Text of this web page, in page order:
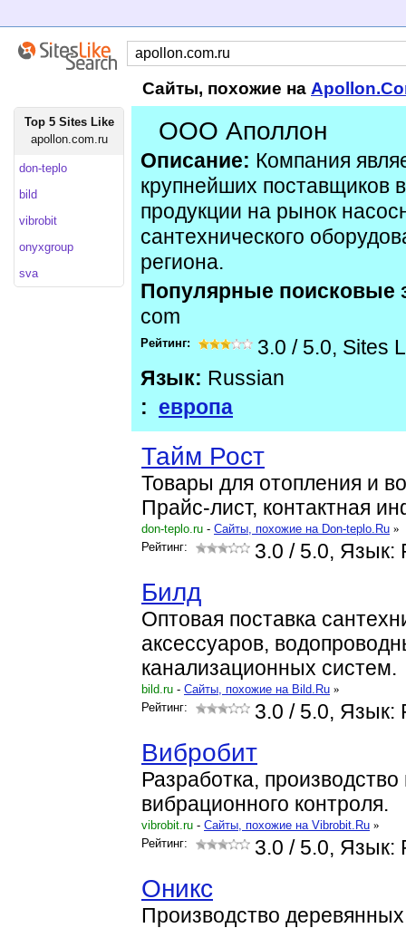
Сайты, похожие на
Top 5 Sites Like
apollon.com.ru
don-teplo
bild
vibrobit
onyxgroup
sva
ООО Аполлон
Описание: Компания
крупнейших поставщиков
продукции на рынок
сантехнического
региона.
Популярные поисковые
com
Рейтинг: 3.0 / 5.0, Sites
Язык: Russian
: европа
Тайм Рост
Товары для отопления и
Прайс-лист, контактная
don-teplo.ru - Cайты, похожие на Don-teplo.Ru »
Рейтинг:
3.0 / 5.0, Язык:
Билд
Оптовая поставка
аксессуаров,
канализационных систем.
bild.ru - Cайты, похожие на Bild.Ru »
Рейтинг:
3.0 / 5.0, Язык:
Вибробит
Разработка,
вибрационного контроля.
vibrobit.ru - Cайты, похожие на Vibrobit.Ru »
Рейтинг:
3.0 / 5.0, Язык:
Оникс
Производство